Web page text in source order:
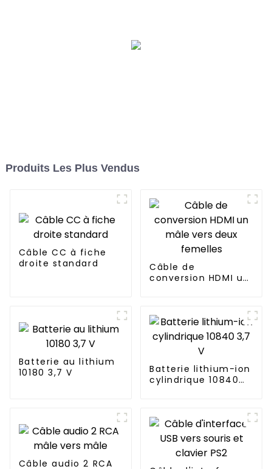
Produits Les Plus Vendus
Câble CC à fiche
droite standard
Câble de
conversion HDMI un
Batterie au lithium
10180 3,7 V
Batterie lithium-ion
cylindrique 10840
Câble audio 2 RCA